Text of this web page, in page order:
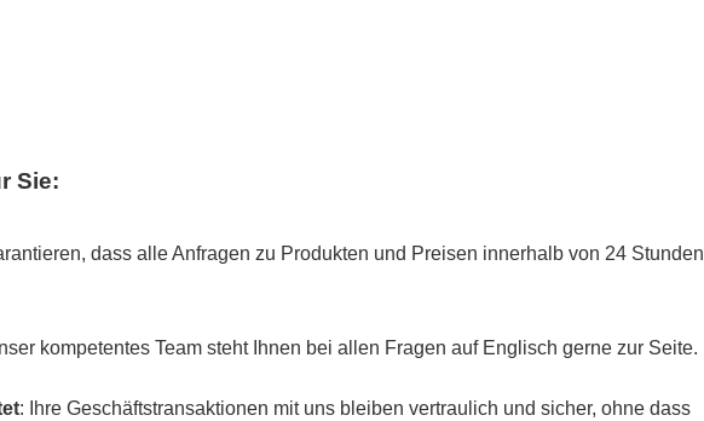
Sie:
dass alle Anfragen zu Produkten und Preisen innerhalb von 24 Stunden
kompetentes Team steht Ihnen bei allen Fragen auf Englisch gerne zur Seite.
: Ihre Geschäftstransaktionen mit uns bleiben vertraulich und sicher, ohne dass